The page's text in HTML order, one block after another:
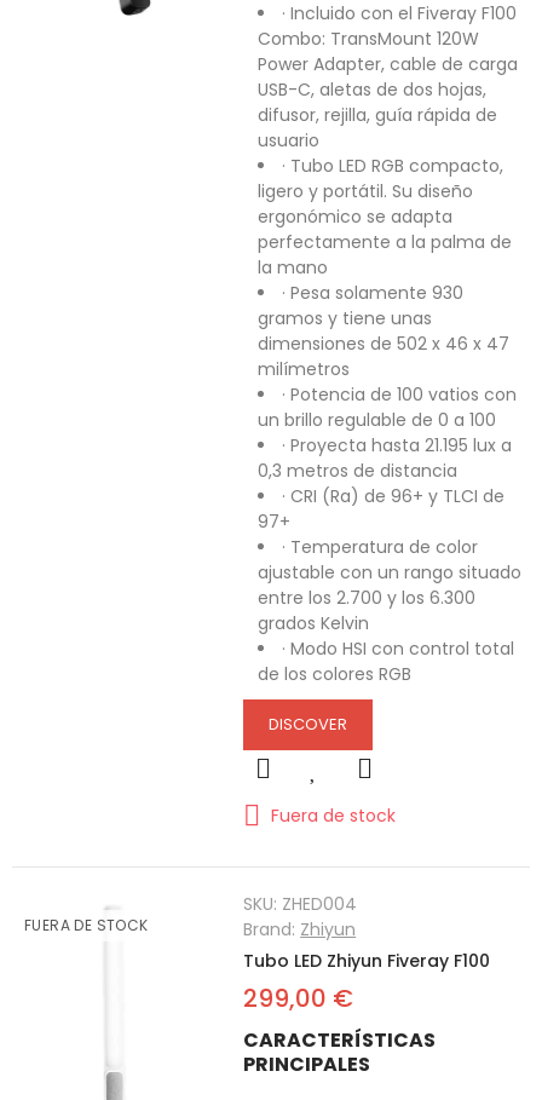
· Incluido con el Fiveray F100
Combo: TransMount 120W
Power Adapter, cable de carga
USB-C, aletas de dos hojas,
difusor, rejilla, guía rápida de
usuario
· Tubo LED RGB compacto,
ligero y portátil. Su diseño
ergonómico se adapta
perfectamente a la palma de
la mano
· Pesa solamente 930
gramos y tiene unas
dimensiones de 502 x 46 x 47
milímetros
· Potencia de 100 vatios con
un brillo regulable de 0 a 100
· Proyecta hasta 21.195 lux a
0,3 metros de distancia
· CRI (Ra) de 96+ y TLCI de
97+
· Temperatura de color
ajustable con un rango situado
entre los 2.700 y los 6.300
grados Kelvin
· Modo HSI con control total
de los colores RGB
DISCOVER
Fuera de stock
FUERA DE STOCK
SKU: ZHED004
Brand: Zhiyun
Tubo LED Zhiyun Fiveray F100
299,00 €
CARACTERÍSTICAS
PRINCIPALES